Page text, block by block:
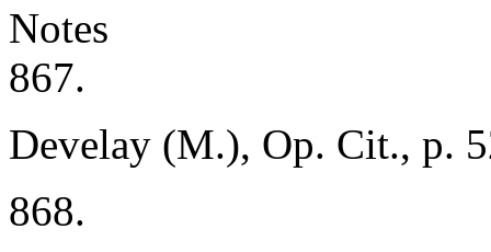
Notes
867.
Develay (M.), Op. Cit., p.
868.